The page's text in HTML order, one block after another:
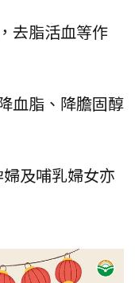
去脂活血等作
血脂、降膽固醇
及哺乳婦女亦